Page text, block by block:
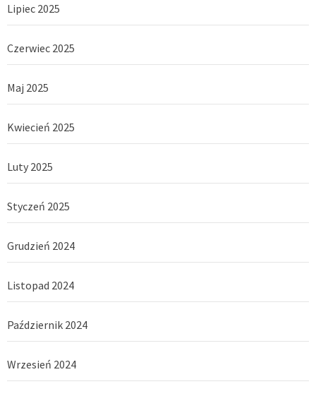
Lipiec 2025
Czerwiec 2025
Maj 2025
Kwiecień 2025
Luty 2025
Styczeń 2025
Grudzień 2024
Listopad 2024
Październik 2024
Wrzesień 2024